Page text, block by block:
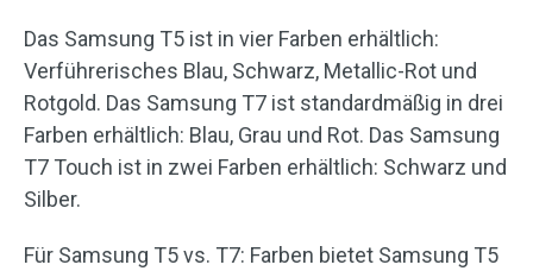
Das Samsung T5 ist in vier Farben erhältlich:
Verführerisches Blau, Schwarz, Metallic-Rot und
Rotgold. Das Samsung T7 ist standardmäßig in drei
Farben erhältlich: Blau, Grau und Rot. Das Samsung
T7 Touch ist in zwei Farben erhältlich: Schwarz und
Silber.
Für Samsung T5 vs. T7: Farben bietet Samsung T5